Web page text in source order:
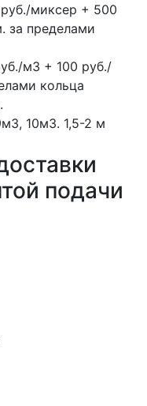
миксер + 500
за пределами
м3 + 100 руб./
кольца
10м3. 1,5-2 м
подачи